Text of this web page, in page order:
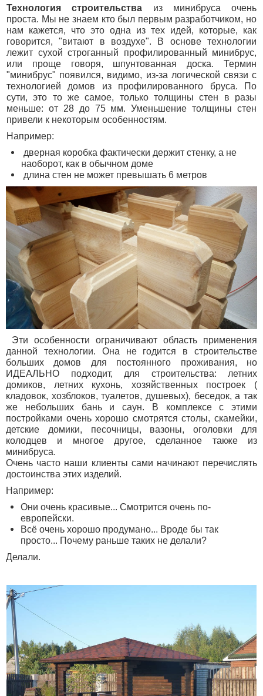
Оголовки для колодцев
Публикации
Наши технологии
Кредит
Дополнительные работы
Фотогаларея
Кредит
Технология строительства из минибруса очень
проста. Мы не знаем кто был первым разработчиком, но
нам кажется, что это одна из тех идей, которые, как
говорится, "витают в воздухе". В основе технологии
лежит сухой строганный профилированный минибрус,
или проще говоря, шпунтованная доска. Термин
"минибрус" появился, видимо, из-за логической связи с
технологией домов из профилированного бруса. По
сути, это то же самое, только толщины стен в разы
меньше: от 28 до 75 мм. Уменьшение толщины стен
привели к некоторым особенностям.
Например:
дверная коробка фактически держит стенку, а не
наоборот, как в обычном доме
длина стен не может превышать 6 метров
Эти особенности ограничивают область применения
данной технологии. Она не годится в строительстве
больших домов для постоянного проживания, но
ИДЕАЛЬНО подходит, для строительства: летних
домиков, летних кухонь, хозяйственных построек (
кладовок, хозблоков, туалетов, душевых), беседок, а так
же небольших бань и саун. В комплексе с этими
постройками очень хорошо смотрятся столы, скамейки,
детские домики, песочницы, вазоны, оголовки для
колодцев и многое другое, сделанное также из
минибруса.
Очень часто наши клиенты сами начинают перечислять
достоинства этих изделий.
Например:
Они очень красивые... Смотрится очень по-
европейски.
Всё очень хорошо продумано... Вроде бы так
просто... Почему раньше таких не делали?
Делали.